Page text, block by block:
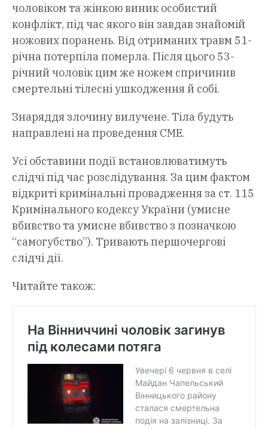
чоловіком та жінкою виник особистий
конфлікт, під час якого він завдав знайомій
ножових поранень. Від отриманих травм 51-
річна потерпіла померла. Після цього 53-
річний чоловік цим же ножем спричинив
смертельні тілесні ушкодження й собі.
Знаряддя злочину вилучене. Тіла будуть
направлені на проведення СМЕ.
Усі обставини події встановлюватимуть
слідчі під час розслідування. За цим фактом
відкриті кримінальні провадження за ст. 115
Кримінального кодексу України (умисне
вбивство та умисне вбивство з позначкою
“самогубство”). Тривають першочергові
слідчі дії.
Читайте також: